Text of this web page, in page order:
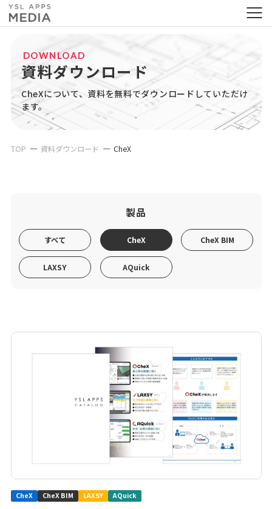
DOWNLOAD
資料ダウンロード
CheXについて、資料を無料でダウンロードしていただけ
ます。
TOP 資料ダウンロード CheX
製品
すべて CheX CheX BIM
LAXSY AQuick
CheX CheX BIM LAXSY AQuick